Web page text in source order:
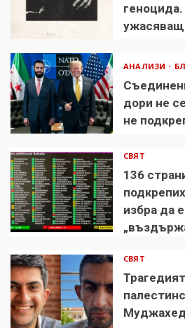
АНАЛИЗИ
дори не
не
СВЯТ
136
избра да
СВЯТ